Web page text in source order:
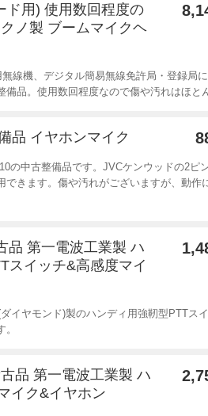
ド用) 使用数回程度の
ノ製 ブームマイクヘ
線機、デジタル簡易無線免許局・登録局
備品。使用数回程度なので傷や汚れはほと
品 イヤホンマイク
の中古整備品です。JVCケンウッドの2ピ
できます。傷や汚れがございますが、動作
品 第一電波工業製 ハ
スイッチ&高感度マイ
イヤモンド)製のハンディ用強靭型PTTス
品 第一電波工業製 ハ
イク&イヤホン